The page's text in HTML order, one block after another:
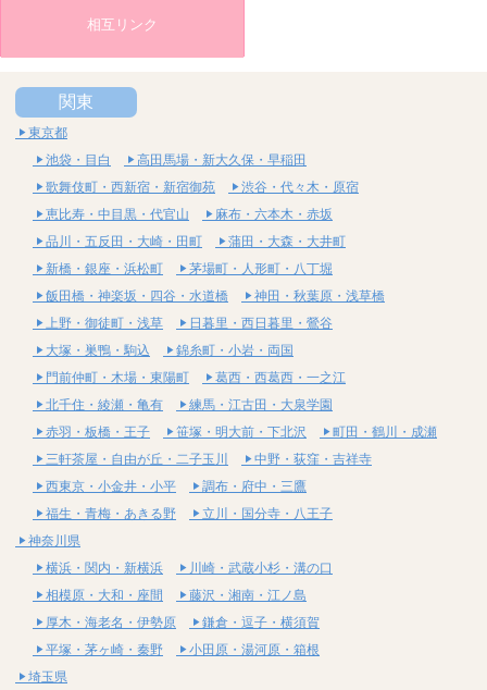
相互リンク
関東
東京都
池袋・目白
高田馬場・新大久保・早稲田
歌舞伎町・西新宿・新宿御苑
渋谷・代々木・原宿
恵比寿・中目黒・代官山
麻布・六本木・赤坂
品川・五反田・大崎・田町
蒲田・大森・大井町
新橋・銀座・浜松町
茅場町・人形町・八丁堀
飯田橋・神楽坂・四谷・水道橋
神田・秋葉原・浅草橋
上野・御徒町・浅草
日暮里・西日暮里・鶯谷
大塚・巣鴨・駒込
錦糸町・小岩・両国
門前仲町・木場・東陽町
葛西・西葛西・一之江
北千住・綾瀬・亀有
練馬・江古田・大泉学園
赤羽・板橋・王子
笹塚・明大前・下北沢
町田・鶴川・成瀬
三軒茶屋・自由が丘・二子玉川
中野・荻窪・吉祥寺
西東京・小金井・小平
調布・府中・三鷹
福生・青梅・あきる野
立川・国分寺・八王子
神奈川県
横浜・関内・新横浜
川崎・武蔵小杉・溝の口
相模原・大和・座間
藤沢・湘南・江ノ島
厚木・海老名・伊勢原
鎌倉・逗子・横須賀
平塚・茅ヶ崎・秦野
小田原・湯河原・箱根
埼玉県